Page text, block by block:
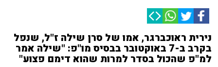
נירית ראוכברגר, אמו של סרן שילה ז"ל, שנפל
בקרב ב-7 באוקטובר בבסיס מו"פ: "שילה אמר
למ"פ שהכול בסדר למרות שהוא דימם פצוע"